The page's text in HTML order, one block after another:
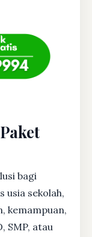
bagi
usia sekolah,
kemampuan,
SMP, atau